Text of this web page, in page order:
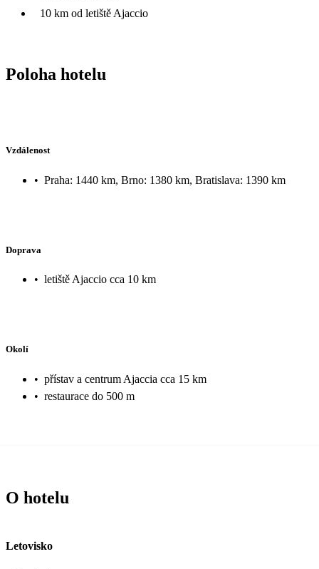
10 km od letiště Ajaccio
Poloha hotelu
Vzdálenost
• Praha: 1440 km, Brno: 1380 km, Bratislava: 1390 km
Doprava
• letiště Ajaccio cca 10 km
Okolí
• přístav a centrum Ajaccia cca 15 km
• restaurace do 500 m
O hotelu
Letovisko